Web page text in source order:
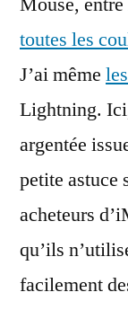
toutes les
J’ai même
Lightning.
argentée
petite astuce
acheteurs
qu’ils
facilement